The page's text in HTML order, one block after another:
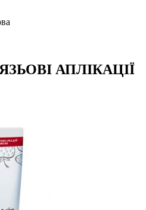
АПЛІКАЦІЇ